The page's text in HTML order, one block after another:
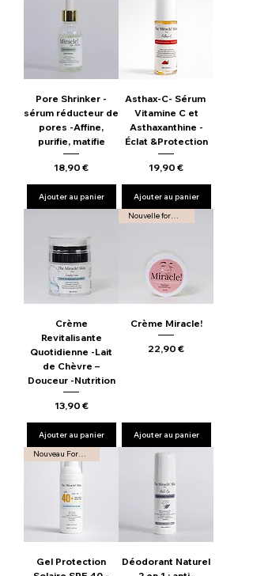
Pore Shrinker -
sérum réducteur de
pores -Affine,
purifie, matifie
Prix
18,90 €
Ajouter au panier
Asthax-C- Sérum
Vitamine C et
Asthaxanthine -
Éclat &Protection
Prix
19,90 €
Ajouter au panier
Crème
Revitalisante
Quotidienne -Lait
de Chèvre –
Douceur -Nutrition
Prix
13,90 €
Ajouter au panier
Crème Miracle!
Prix
22,90 €
Ajouter au panier
Nouveau Format
Gel Protection
Déodorant Naturel